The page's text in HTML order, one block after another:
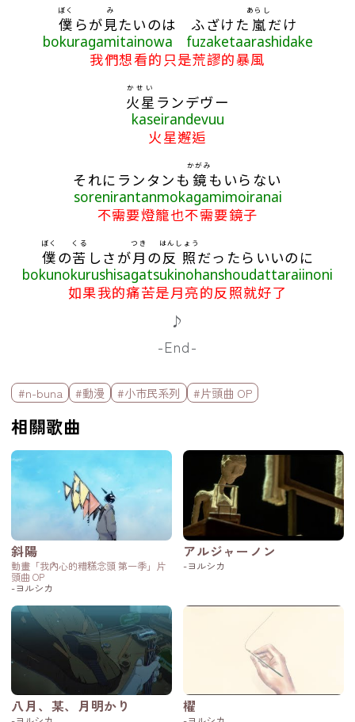
僕
ぼく
らが見
み
たいのは ふざけた 嵐
あらし
だけ
bokuragamitainowa fuzaketaarashidake
我們想看的只是荒謬的暴風
火星
かせい
ランデヴー
kaseirandevuu
火星邂逅
それにランタンも 鏡
かがみ
もいらない
sorenirantanmokagamimoiranai
不需要燈籠也不需要鏡子
僕
ぼく
の苦
くる
しさが月
つき
の反照
はんしょう
だったらいいのに
bokunokurushisagatsukinohanshoudattaraiinoni
如果我的痛苦是月亮的反照就好了
♪
-End-
標籤欄
#n-buna #動漫 #小市民系列 #片頭曲 OP
相關歌曲
斜陽
動畫「我內心的糟糕念頭 第一季」片
頭曲 OP
-ヨルシカ
アルジャーノン
-ヨルシカ
八月、某、月明かり 櫂